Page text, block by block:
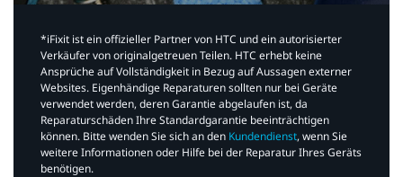
*iFixit ist ein offizieller Partner von HTC und ein autorisierter
Verkäufer von originalgetreuen Teilen. HTC erhebt keine
Ansprüche auf Vollständigkeit in Bezug auf Aussagen externer
Websites. Eigenhändige Reparaturen sollten nur bei Geräte
verwendet werden, deren Garantie abgelaufen ist, da
Reparaturschäden Ihre Standardgarantie beeinträchtigen
können. Bitte wenden Sie sich an den Kundendienst, wenn Sie
weitere Informationen oder Hilfe bei der Reparatur Ihres Geräts
benötigen.​